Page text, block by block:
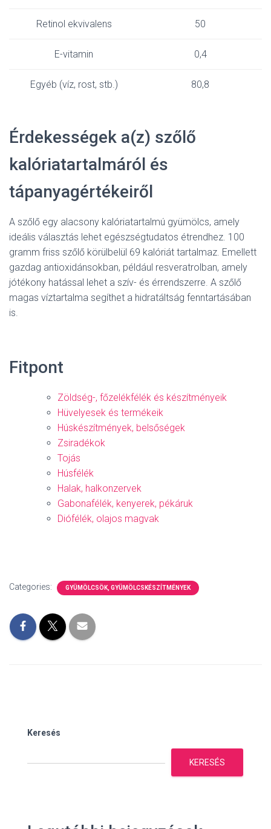
Retinol ekvivalens 50
E-vitamin 0,4
Egyéb (víz, rost, stb.) 80,8
Érdekességek a(z) szőlő
kalóriatartalmáról és
tápanyagértékeiről
A szőlő egy alacsony kalóriatartalmú gyümölcs, amely
ideális választás lehet egészségtudatos étrendhez. 100
gramm friss szőlő körülbelül 69 kalóriát tartalmaz. Emellett
gazdag antioxidánsokban, például resveratrolban, amely
jótékony hatással lehet a szív- és érrendszerre. A szőlő
magas víztartalma segíthet a hidratáltság fenntartásában
is.
Fitpont
Zöldség-, főzelékfélék és készítményeik
Hüvelyesek és termékeik
Húskészítmények, belsőségek
Zsiradékok
Tojás
Húsfélék
Halak, halkonzervek
Gabonafélék, kenyerek, pékáruk
Diófélék, olajos magvak
Categories: GYÜMÖLCSÖK, GYÜMÖLCSKÉSZÍTMÉNYEK
Keresés
KERESÉS